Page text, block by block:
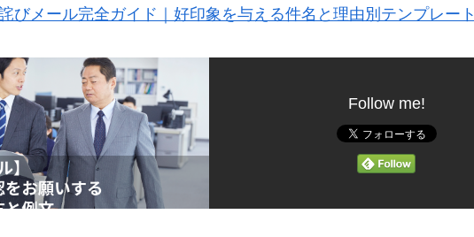
びメール完全ガイド｜好印象を与える件名と理由別テンプレート
Follow me!